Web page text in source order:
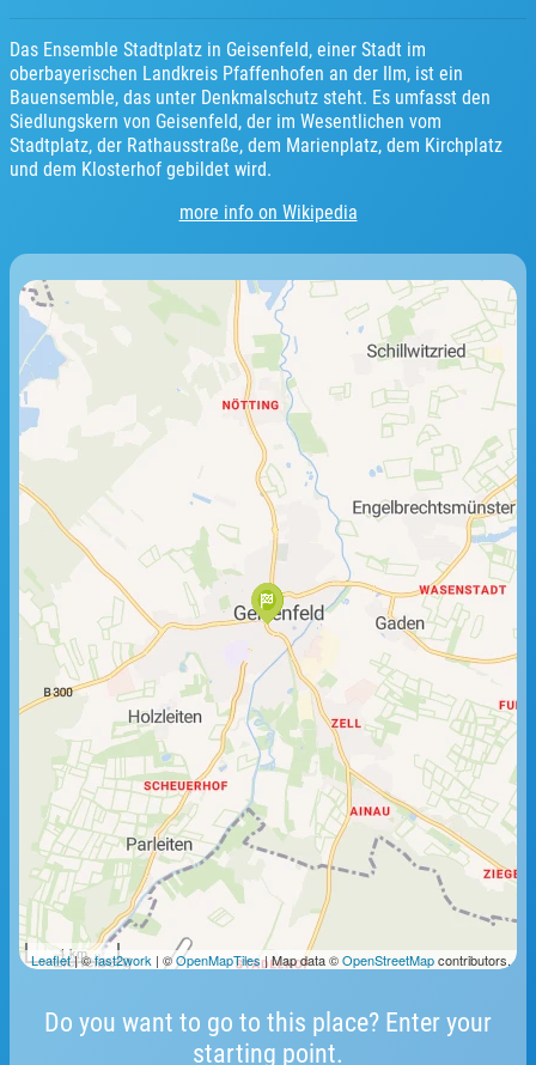
Das Ensemble Stadtplatz in Geisenfeld, einer Stadt im
oberbayerischen Landkreis Pfaffenhofen an der Ilm, ist ein
Bauensemble, das unter Denkmalschutz steht. Es umfasst den
Siedlungskern von Geisenfeld, der im Wesentlichen vom
Stadtplatz, der Rathausstraße, dem Marienplatz, dem Kirchplatz
und dem Klosterhof gebildet wird.
more info on Wikipedia
Do you want to go to this place? Enter your
starting point.
1 km
Leaflet| ©fast2work | ©OpenMapTiles| Map data ©OpenStreetMapcontributors.